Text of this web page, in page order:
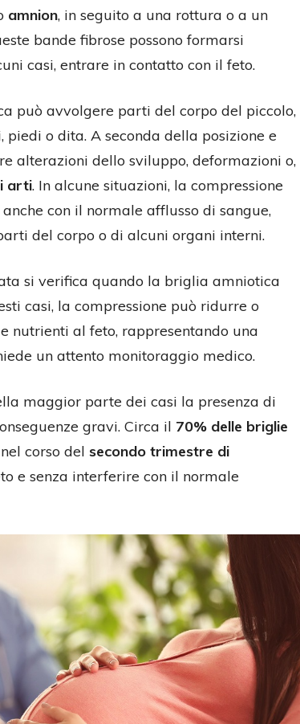
amnion, in seguito a una rottura o a un
bande fibrose possono formarsi
casi, entrare in contatto con il feto.
può avvolgere parti del corpo del piccolo,
o dita. A seconda della posizione e
alterazioni dello sviluppo, deformazioni o,
arti. In alcune situazioni, la compressione
con il normale afflusso di sangue,
del corpo o di alcuni organi interni.
si verifica quando la briglia amniotica
casi, la compressione può ridurre o
nutrienti al feto, rappresentando una
un attento monitoraggio medico.
maggior parte dei casi la presenza di
gravi. Circa il 70% delle briglie
nel corso del secondo trimestre di
e senza interferire con il normale